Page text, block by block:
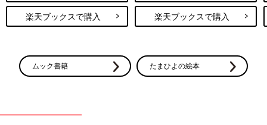
A「鍋として使えるくらい、厚めの構造なので冷めにくいのが特
う焼きカレーなど、様々な料理に使っていただけます」
耐熱直火対応ラーメン丼(イシメ)
楽天ブックスで購入 楽天ブックスで購入
ムック書籍 たまひよの絵本